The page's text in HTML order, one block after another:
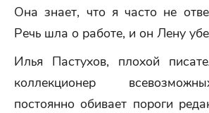
Она знает, что я часто не
Речь шла о работе, и он Лену
Илья Пастухов, плохой
коллекционер
постоянно обивает пороги